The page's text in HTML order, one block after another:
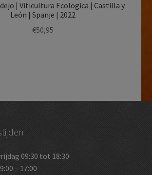
| Viticultura Ecologica | Castilla y
León | Spanje | 2022
€50,95
09:30 tot 18:30
– 17:00